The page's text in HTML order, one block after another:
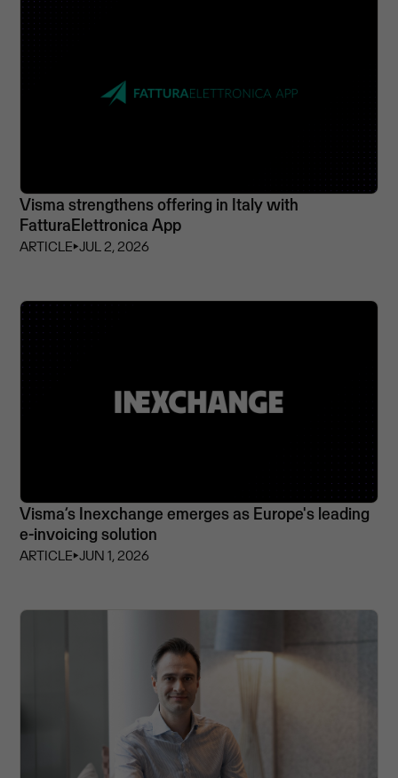
Visma strengthens offering in Italy with
FatturaElettronica App
ARTICLE⏵JUL 2, 2026
Visma’s Inexchange emerges as Europe's leading
e-invoicing solution
ARTICLE⏵JUN 1, 2026